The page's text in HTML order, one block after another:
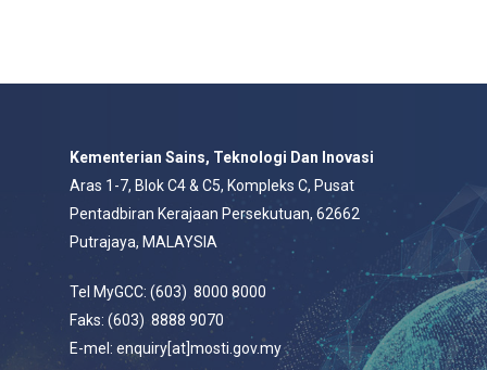
Kementerian Sains, Teknologi Dan Inovasi
Aras 1-7, Blok C4 & C5, Kompleks C, Pusat
Pentadbiran Kerajaan Persekutuan, 62662
Putrajaya, MALAYSIA
Tel MyGCC: (603) 8000 8000
Faks: (603) 8888 9070
E-mel: enquiry[at]mosti.gov.my